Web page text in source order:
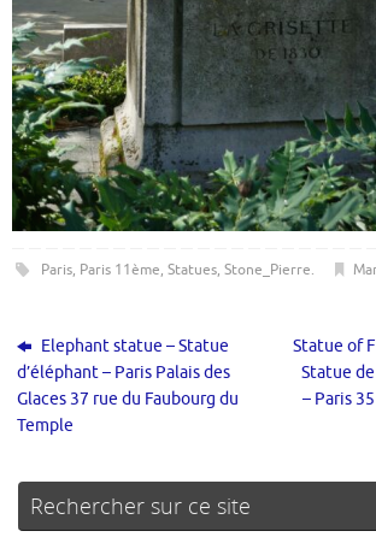
Paris, Paris 11ème, Statues, Stone_Pierre.
Elephant statue – Statue
d’éléphant – Paris Palais des
Glaces 37 rue du Faubourg du
Temple
Statue of
Statue
– Paris
Rechercher sur ce site